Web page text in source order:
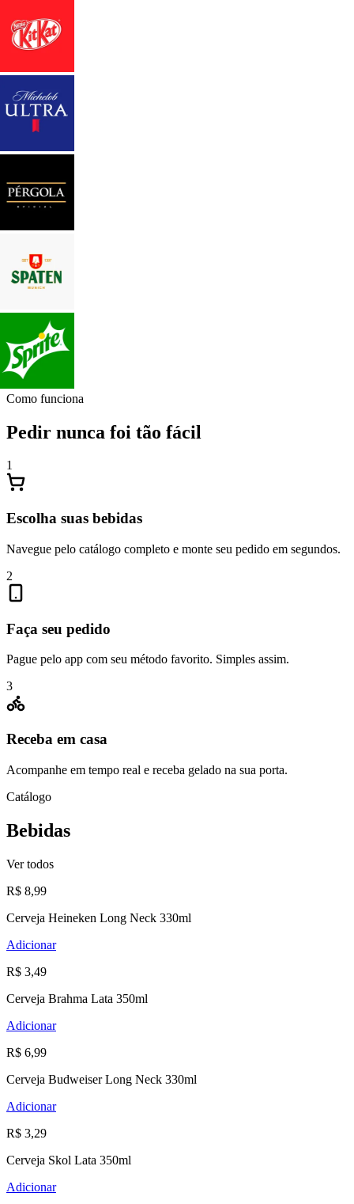
Como funciona
Pedir nunca foi tão fácil
1
Escolha suas bebidas
Navegue pelo catálogo completo e monte seu pedido em segundos.
2
Faça seu pedido
Pague pelo app com seu método favorito. Simples assim.
3
Receba em casa
Acompanhe em tempo real e receba gelado na sua porta.
Catálogo
Bebidas
Ver todos
R$ 8,99
Cerveja Heineken Long Neck 330ml
Adicionar
R$ 3,49
Cerveja Brahma Lata 350ml
Adicionar
R$ 6,99
Cerveja Budweiser Long Neck 330ml
Adicionar
R$ 3,29
Cerveja Skol Lata 350ml
Adicionar